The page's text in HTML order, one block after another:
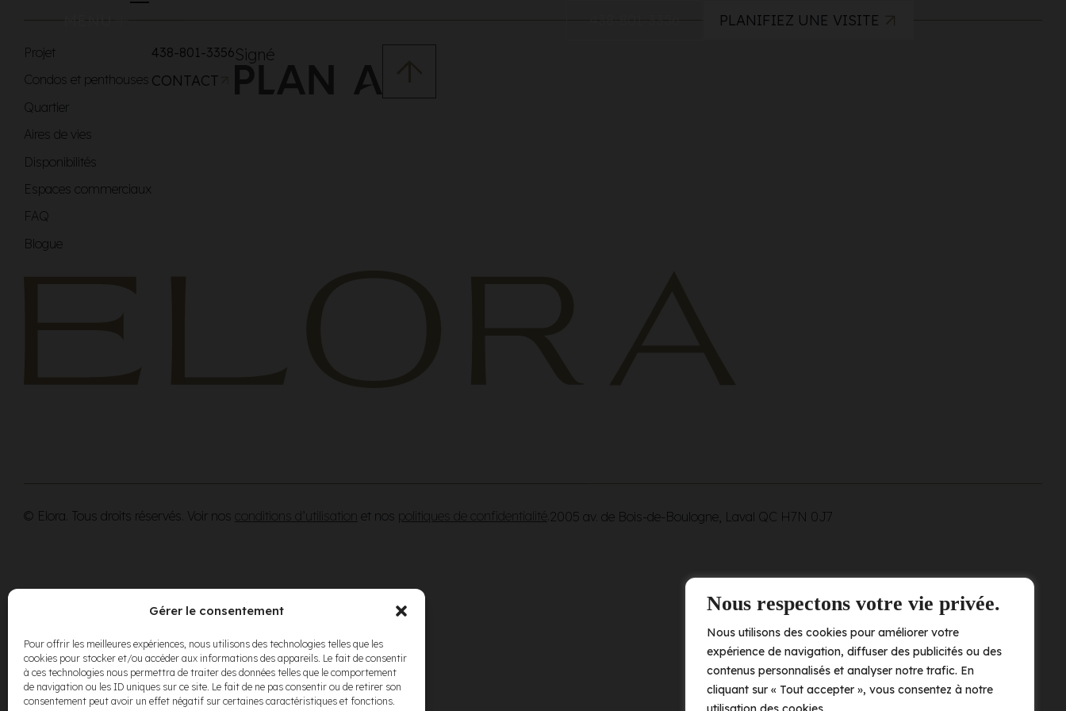
Nous respectons votre vie privée.
Nous utilisons des cookies pour améliorer votre
expérience de navigation, diffuser des publicités ou des
contenus personnalisés et analyser notre trafic. En
cliquant sur « Tout accepter », vous consentez à notre
Gérer le consentement
Pour offrir les meilleures expériences, nous utilisons des technologies telles que les
cookies pour stocker et/ou accéder aux informations des appareils. Le fait de consentir
à ces technologies nous permettra de traiter des données telles que le comportement
de navigation ou les ID uniques sur ce site. Le fait de ne pas consentir ou de retirer son
consentement peut avoir un effet négatif sur certaines caractéristiques et fonctions.
MENU PLANIFIEZ UNE VISITE
Projet
Condos et penthouses
Quartier
Aires de vies
Disponibilités
Espaces commerciaux
FAQ
Blogue
438-801-3356
CONTACT
Signé
© Elora. Tous droits réservés. Voir nos conditions d’utilisation et nos politiques de confidentialité 2005 av. de Bois-de-Boulogne, Laval QC H7N 0J7